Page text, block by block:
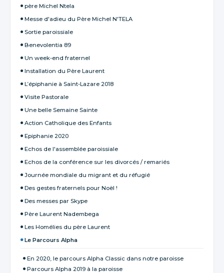
père Michel Ntela
Messe d'adieu du Père Michel N'TELA
Sortie paroissiale
Benevolentia 89
Un week-end fraternel
Installation du Père Laurent
L’épiphanie à Saint-Lazare 2018
Visite Pastorale
Une belle Semaine Sainte
Action Catholique des Enfants
Epiphanie 2020
Echos de l'assemblée paroissiale
Echos de la conférence sur les divorcés / remariés
Journée mondiale du migrant et du réfugié
Des gestes fraternels pour Noël !
Des messes par Skype
Père Laurent Nadembega
Les Homélies du père Laurent
Le Parcours Alpha
En 2020, le parcours Alpha Classic dans notre paroisse
Parcours Alpha 2019 à la paroisse